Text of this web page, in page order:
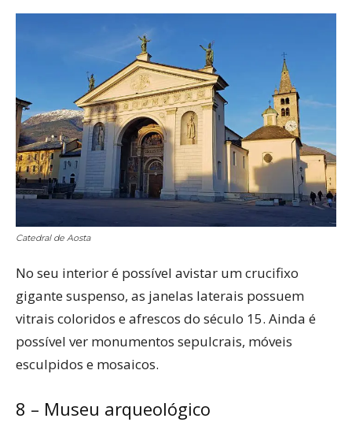
Catedral de Aosta
No seu interior é possível avistar um crucifixo
gigante suspenso, as janelas laterais possuem
vitrais coloridos e afrescos do século 15. Ainda é
possível ver monumentos sepulcrais, móveis
esculpidos e mosaicos.
8 – Museu arqueológico